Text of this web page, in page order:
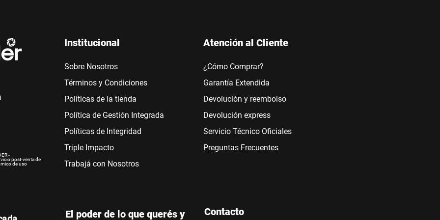
-
post-venta de
de uso
Institucional Atención al Cliente
El poder de lo que querés y Contacto
Sobre Nosotros
Términos y Condiciones
Políticas de la tienda
Política de Gestión Integrada
Políticas de Integridad
Triple Impacto
Trabajá con Nosotros
¿Cómo Comprar?
Garantía Extendida
Devolución y reembolso
Devolución express
Servicio Técnico Oficiales
Preguntas Frecuentes